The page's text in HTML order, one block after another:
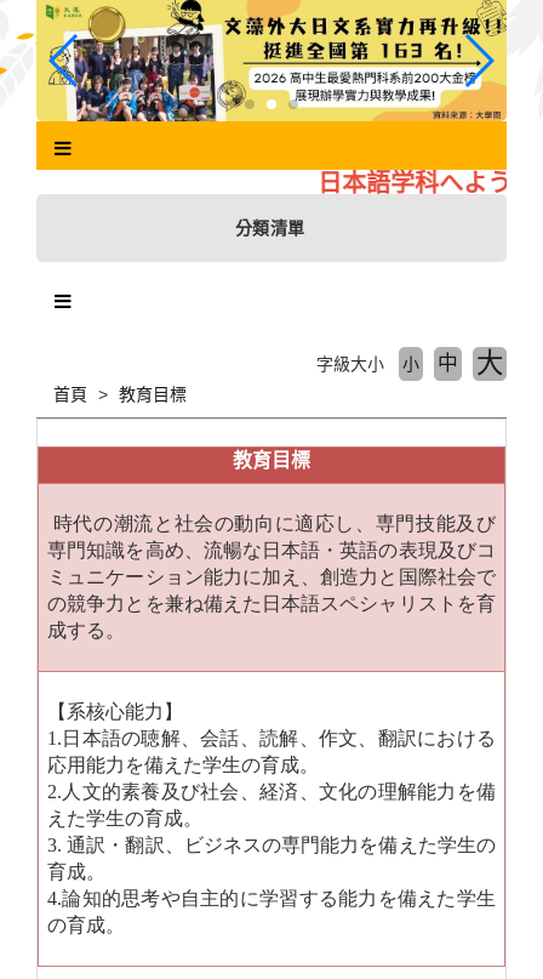
主
日本語学科へようこそ
分類清單
首頁 教育目標
字級大小 小 中 大
教育目標
時代の潮流と社会の動向に適応し、専門技能及び
専門知識を高め、流暢な日本語・英語の表現及びコ
ミュニケーション能力に加え、創造力と国際社会で
の競争力とを兼ね備えた日本語スペシャリストを育
成する。
【系核心能力】
1. 日本語の聴解、会話、読解、作文、翻訳における
応用能力を備えた学生の育成。
2. 人文的素養及び社会、経済、文化の理解能力を備
えた学生の育成。
3.通訳・翻訳、ビジネスの専門能力を備えた学生の
育成。
4.論知的思考や自主的に学習する能力を備えた学生
の育成。